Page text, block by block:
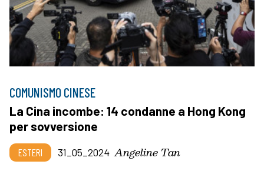
COMUNISMO CINESE
La Cina incombe: 14 condanne a Hong Kong
per sovversione
ESTERI 31_05_2024 Angeline Tan